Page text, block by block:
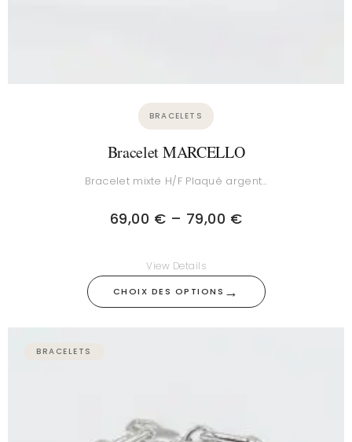
BRACELETS
Bracelet MARCELLO
Bracelet mixte H/F Plaqué argent…
69,00 € – 79,00 €
CHOIX DES OPTIONS →
View Details
BRACELETS
99,00 €